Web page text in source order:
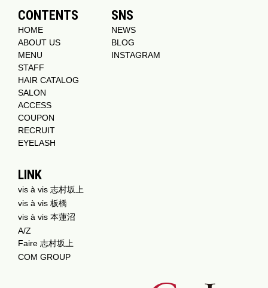
CONTENTS
HOME
ABOUT US
MENU
STAFF
HAIR CATALOG
SALON
ACCESS
COUPON
RECRUIT
EYELASH
SNS
NEWS
BLOG
INSTAGRAM
LINK
vis à vis 志村坂上
vis à vis 板橋
vis à vis 本蓮沼
A/Z
Faire 志村坂上
COM GROUP